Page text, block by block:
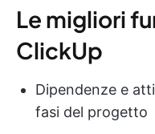
Le migliori
ClickUp
Dipendenze e
fasi del progetto